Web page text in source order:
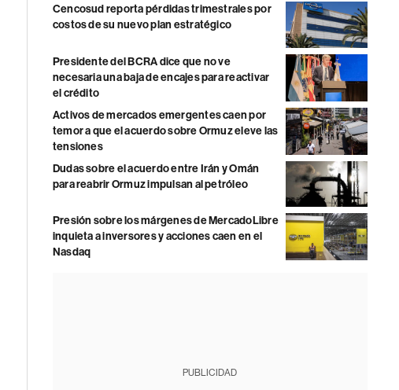
Cencosud reporta pérdidas trimestrales por
costos de su nuevo plan estratégico
Presidente del BCRA dice que no ve
necesaria una baja de encajes para reactivar
el crédito
Activos de mercados emergentes caen por
temor a que el acuerdo sobre Ormuz eleve las
tensiones
Dudas sobre el acuerdo entre Irán y Omán
para reabrir Ormuz impulsan al petróleo
Presión sobre los márgenes de MercadoLibre
inquieta a inversores y acciones caen en el
Nasdaq
PUBLICIDAD